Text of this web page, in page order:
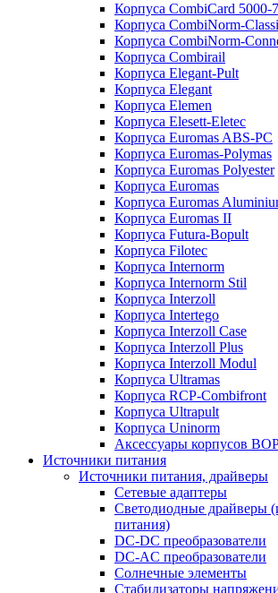
Корпуса CombiCard 5000-
Корпуса CombiNorm-
Корпуса CombiNorm-
Корпуса Combirail
Корпуса Elegant-Pult
Корпуса Elegant
Корпуса Elemen
Корпуса Elesett-Eletec
Корпуса Euromas ABS-PC
Корпуса Euromas-Polymas
Корпуса Euromas Polyester
Корпуса Euromas
Корпуса Euromas
Корпуса Euromas II
Корпуса Futura-Bopult
Корпуса Filotec
Корпуса Internorm
Корпуса Internorm Stil
Корпуса Interzoll
Корпуса Intertego
Корпуса Interzoll Case
Корпуса Interzoll Plus
Корпуса Interzoll Modul
Корпуса Ultramas
Корпуса RCP-Combifront
Корпуса Ultrapult
Корпуса Uninorm
Аксессуары корпусов
Источники питания
Источники питания, драйверы
Сетевые адаптеры
Светодиодные драйверы
питания)
DC-DC преобразователи
DC-AC преобразователи
Солнечные элементы
Стабилизаторы